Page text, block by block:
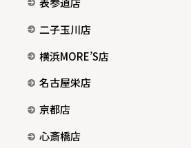
二子玉川店
横浜MORE’S店
名古屋栄店
京都店
心斎橋店